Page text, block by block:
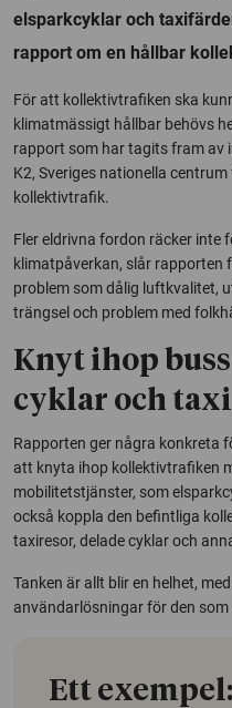
elsparkcyklar och
rapport om en hållbar
För att kollektivtrafiken ska
klimatmässigt hållbar behövs
rapport som har tagits fram av
K2, Sveriges nationella
kollektivtrafik.
Fler eldrivna fordon räcker
klimatpåverkan, slår rapporten
problem som dålig luftkvalitet,
trängsel och problem med
Knyt ihop
cyklar och taxi
Rapporten ger några konkreta
att knyta ihop kollektivtrafiken
mobilitetstjänster, som
också koppla den befintliga
taxiresor, delade cyklar och
Tanken är allt blir en helhet,
användarlösningar för den
Ett